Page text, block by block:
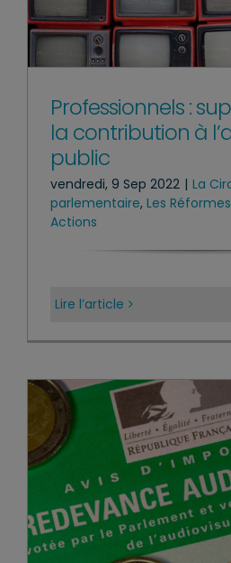
Professionnels :
la contribution à
public
vendredi, 9 Sep 2022 | La
parlementaire, Les
Actions
Lire l’article